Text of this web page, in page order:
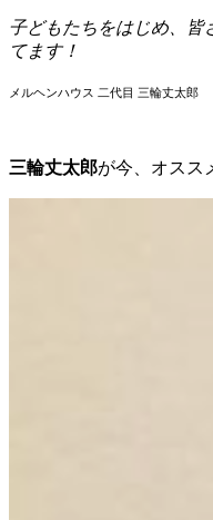
子どもたちをはじめ、皆
てます！
メルヘンハウス 二代目 三輪丈太郎
三輪丈太郎が今、オスス